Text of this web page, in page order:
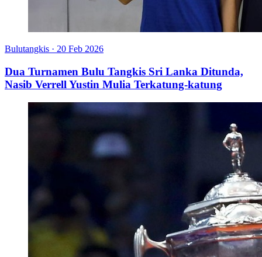
Bulutangkis · 20 Feb 2026
Dua Turnamen Bulu Tangkis Sri Lanka Ditunda,
Nasib Verrell Yustin Mulia Terkatung-katung